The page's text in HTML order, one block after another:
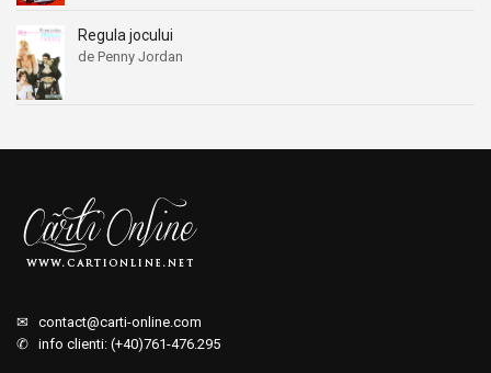
Regula jocului
de Penny Jordan
✉ contact@carti-online.com
✆ info clienti: (+40)761-476.295